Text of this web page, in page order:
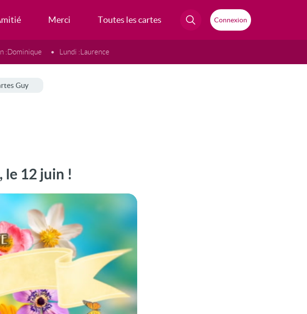
Merci Toutes les cartes Connexion
:Dominique Lundi :Laurence
Guy
le 12 juin !